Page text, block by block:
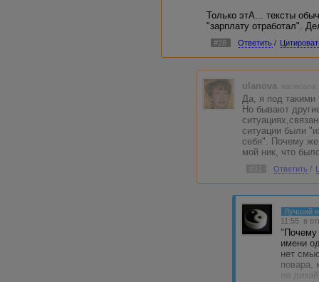
Только этА... тексты
"зарплату отработал".
#28 Ответить /
ulanova
Да, я под такими
Но бывают
ситуации были
себя". Почему же
мой ник, что
Ответить /
Лучший
11:55 в
"Почему
имени
нет
повара,
ее